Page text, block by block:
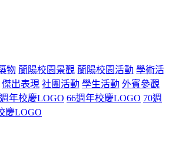
物 蘭陽校園景觀 蘭陽校園活動 學術活
傑出表現 社團活動 學生活動 外賓參觀
年校慶LOGO 66週年校慶LOGO 70週
慶LOGO